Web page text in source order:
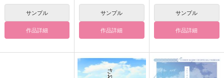
サンプル
作品詳細
サンプル
作品詳細
サンプル
作品詳細